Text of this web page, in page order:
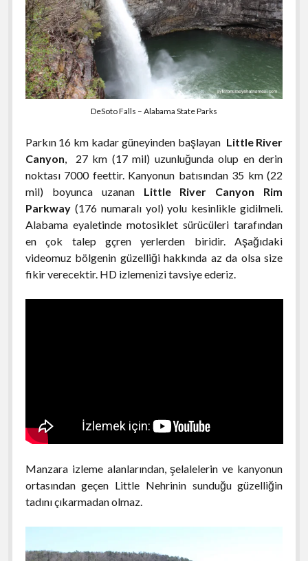
DeSoto Falls – Alabama State Parks
Parkın 16 km kadar güneyinden başlayan Little River
Canyon, 27 km (17 mil) uzunluğunda olup en derin
noktası 7000 feettir. Kanyonun batısından 35 km (22
mil) boyunca uzanan Little River Canyon Rim
Parkway(176 numaralı yol) yolu kesinlikle gidilmeli.
Alabama eyaletinde motosiklet sürücüleri tarafından
en çok talep gçren yerlerden biridir. Aşağıdaki
videomuz bölgenin güzelliği hakkında az da olsa size
fikir verecektir. HD izlemenizi tavsiye ederiz.
Manzara izleme alanlarından, şelalelerin ve kanyonun
ortasından geçen Little Nehrinin sunduğu güzelliğin
tadını çıkarmadan olmaz.